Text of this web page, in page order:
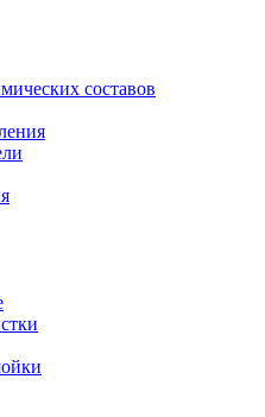
составов